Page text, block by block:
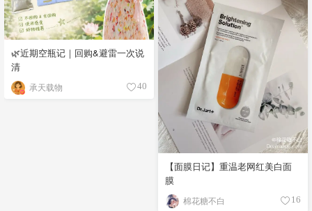
🌿近期空瓶记｜回购&避雷一次说
清
承天载物 40
【面膜日记】重温老网红美白面
膜
棉花糖不白 16